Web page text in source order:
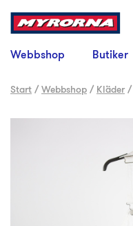
Webbshop Butiker
Start /Webbshop / Kläder /